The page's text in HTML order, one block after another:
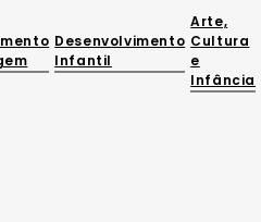
Desenvolvimento
Infantil
Arte,
Cultura
e
Infância